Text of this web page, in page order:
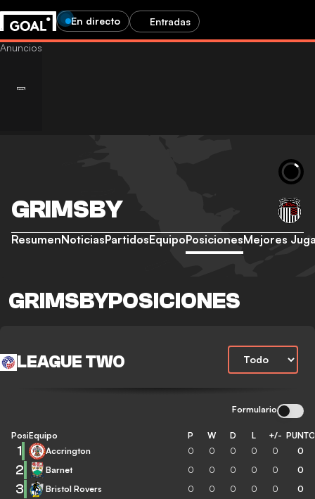
En directo Entradas
GRIMSBY
ResumenNoticiasPartidosEquipoPosicionesMejores
GRIMSBYPOSICIONES
LEAGUE TWO
Formulario
Posición
Equipo P W D L +/-
1 Accrington 0 0 0 0 0 0
2 Barnet 0 0 0 0 0 0
3 Bristol Rovers 0 0 0 0 0 0